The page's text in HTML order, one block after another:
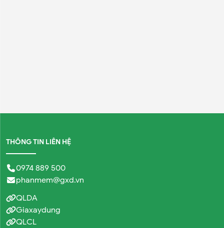
THÔNG TIN LIÊN HỆ
0974 889 500
phanmem@gxd.vn
QLDA
Giaxaydung
QLCL